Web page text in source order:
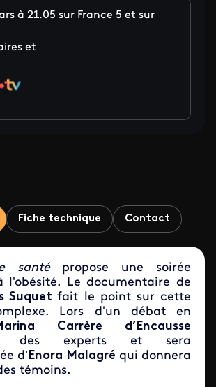
à 21.05 sur France 5 et sur
et
pas d'être gros' sur Facebook
choisit pas d'être gros' sur X
'On ne choisit pas d'être gros' sur LinkedIn
Fiche technique Contact
santé propose une soirée
l'obésité. Le documentaire de
Suquet fait le point sur cette
Lors d'un débat en
Carrère d’Encausse
des experts et sera
d’Enora Malagré qui donnera
témoins.